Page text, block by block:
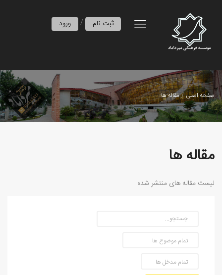
ورود / ثبت نام
صفحه اصلی مقاله ها
مقاله ها
لیست مقاله های منتشر شده